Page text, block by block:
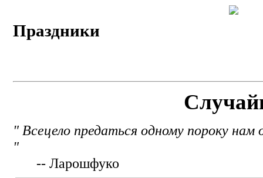
Праздники
" Всецело предаться одному пороку
"
-- Ларошфуко